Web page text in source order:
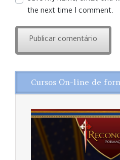
the next time I comment.
Cursos On-line de